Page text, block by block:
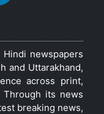
newspapers
and Uttarakhand,
across print,
Through its news
breaking news,